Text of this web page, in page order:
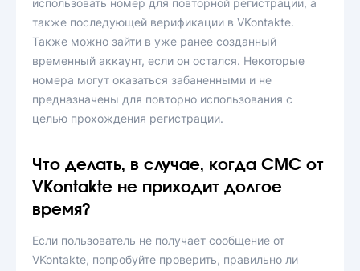
использовать номер для повторной регистрации, а
также последующей верификации в VKontakte.
Также можно зайти в уже ранее созданный
временный аккаунт, если он остался. Некоторые
номера могут оказаться забаненными и не
предназначены для повторно использования с
целью прохождения регистрации.
Что делать, в случае, когда СМС от
VKontakte не приходит долгое
время?
Если пользователь не получает сообщение от
VKontakte, попробуйте проверить, правильно ли